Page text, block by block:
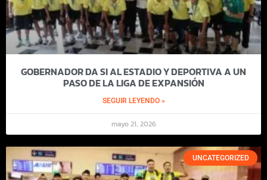
GOBERNADOR DA SI AL ESTADIO Y DEPORTIVA A UN
PASO DE LA LIGA DE EXPANSIÓN
SEGUIR LEYENDO »
mayo 21, 2026
UNCATEGORIZED